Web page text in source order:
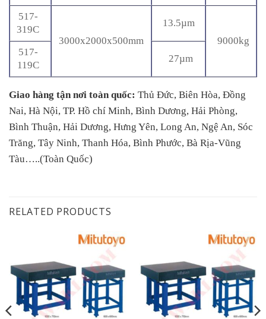
517-
319C
3000x2000x500mm
13.5µm
9000kg
517-
119C
27µm
Giao hàng tận nơi toàn quốc: Thủ Đức, Biên Hòa, Đồng
Nai, Hà Nội, TP. Hồ chí Minh, Bình Dương, Hải Phòng,
Bình Thuận, Hải Dương, Hưng Yên, Long An, Ngệ An, Sóc
Trăng, Tây Ninh, Thanh Hóa, Bình Phước, Bà Rịa-Vũng
Tàu…..(Toàn Quốc)
RELATED PRODUCTS